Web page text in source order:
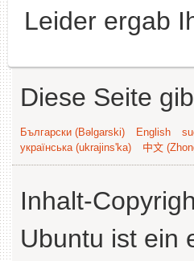
Leider ergab
Diese Seite
Български (Bəlgarski) English
українська (ukrajins'ka)
中文
Inhalt-
Ubuntu ist ein